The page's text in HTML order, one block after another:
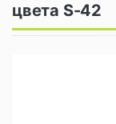
цвета S-42